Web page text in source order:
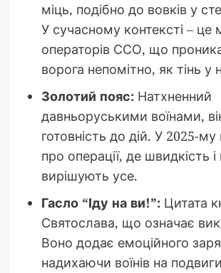
міць, подібно до вовків у
У сучасному контексті – це
операторів ССО, що
ворога непомітно, як тінь у
Золотий пояс:Натхненний
давньоруськими воїнами,
готовність до дій. У 2025-му
про операції, де швидкість і
вирішують усе.
Гасло “Іду на ви!”:Цитата
Святослава, що означає
Воно додає емоційного
надихаючи воїнів на